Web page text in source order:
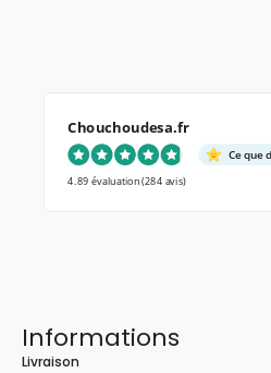
Chouchoudesa.fr
Ce que
4.89 évaluation(284 avis)
Informations
Livraison